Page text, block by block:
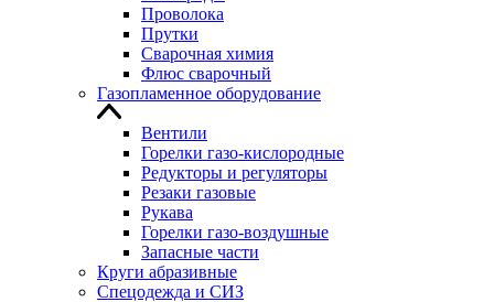
Проволока
Прутки
Сварочная химия
Флюс сварочный
Газопламенное оборудование
Вентили
Горелки газо-кислородные
Редукторы и регуляторы
Резаки газовые
Рукава
Горелки газо-воздушные
Запасные части
Круги абразивные
Спецодежда и СИЗ